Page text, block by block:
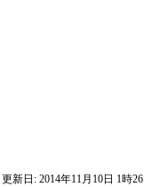
更新日: 2014年11月10日 1時26